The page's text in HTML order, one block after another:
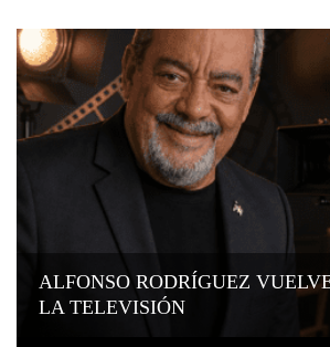
ALFONSO RODRÍGUEZ
LA TELEVISIÓN